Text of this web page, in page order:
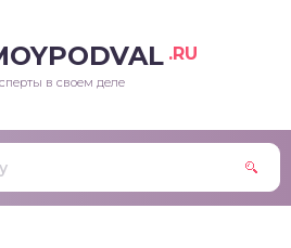
.RU
в своем деле